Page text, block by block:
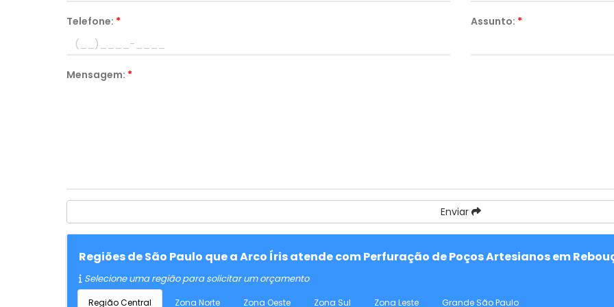
Telefone: * Assunto: *
Mensagem: *
Enviar
Regiões de São Paulo que a Arco Íris atende com Perfuração de Poços Artesianos em
Selecione uma região para solicitar um orçamento
Região Central Zona Norte Zona Oeste Zona Sul Zona Leste Grande São Paulo